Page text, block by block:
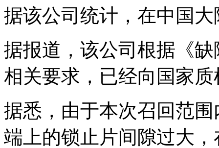
据该公司统计，在中国
据报道，该公司根据《
相关要求，已经向国家
据悉，由于本次召回范
端上的锁止片间隙过大